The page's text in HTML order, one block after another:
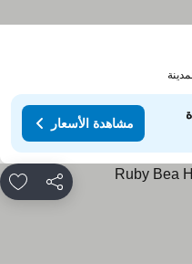
مشاهدة الأسعار
مشاركة